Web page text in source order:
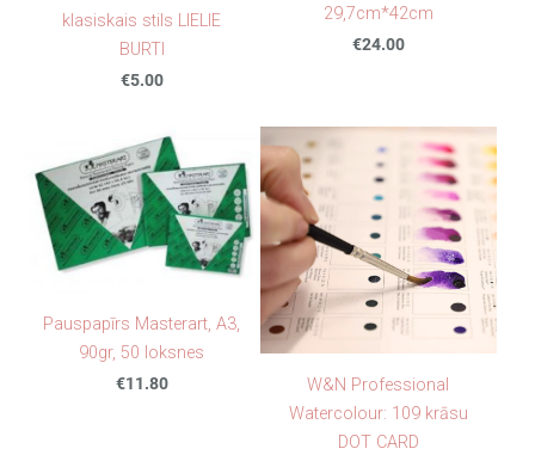
klasiskais stils LIELIE
BURTI
€5.00
29,7cm*42cm
€24.00
Pauspapīrs Masterart, A3,
90gr, 50 loksnes
€11.80
W&N Professional
Watercolour: 109 krāsu
DOT CARD